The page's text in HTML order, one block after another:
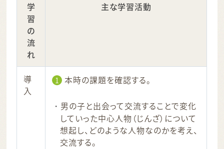
学
習
の
流
れ
主な学習活動
導
入
1 本時の課題を確認する。
男の子と出会って交流することで変化
していった中心人物（じんざ）について
想起し、どのような人物なのかを考え、
交流する。